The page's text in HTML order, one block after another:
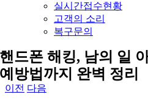
실시간접수현황
고객의 소리
복구문의
핸드폰 해킹, 남의 일
예방법까지 완벽 정리
이전 다음